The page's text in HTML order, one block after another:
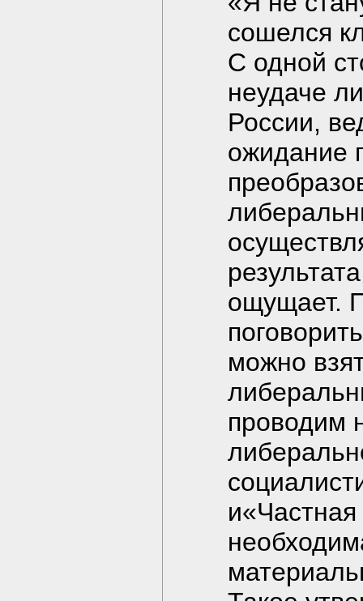
сошелся
С одной
неудаче
России,
ожидание
ощущает.
можно
проводим
и«Частная